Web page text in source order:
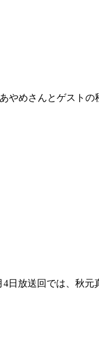
めさんとゲストの
日放送回では、秋